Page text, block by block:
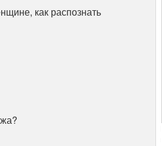
как распознать